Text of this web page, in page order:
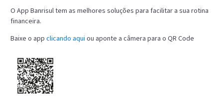
O App Banrisul tem as melhores soluções para facilitar a sua rotina
financeira.
Baixe o app clicando aqui ou aponte a câmera para o QR Code